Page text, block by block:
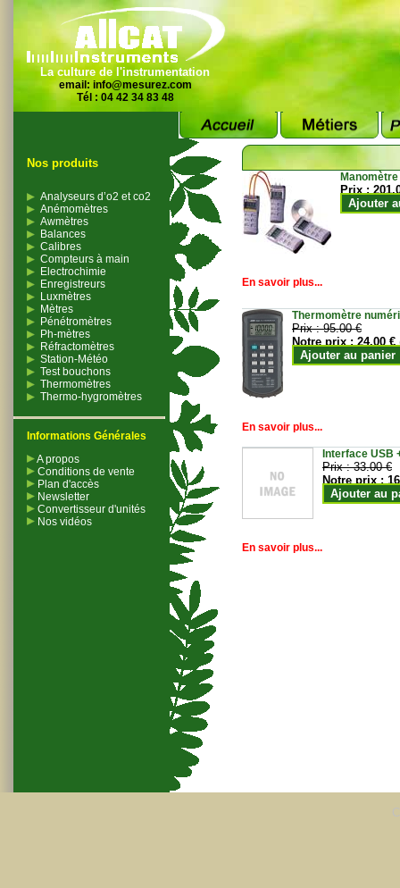
La culture de l'instrumentation
email: info@mesurez.com
Tél : 04 42 34 83 48
Nos produits
Analyseurs d’o2 et co2
Anémomètres
Awmètres
Balances
Calibres
Compteurs à main
Electrochimie
Enregistreurs
Luxmètres
Mètres
Pénétromètres
Ph-mètres
Réfractomètres
Station-Météo
Test bouchons
Thermomètres
Thermo-hygromètres
Informations Générales
A propos
Conditions de vente
Plan d'accès
Newsletter
Convertisseur d'unités
Nos vidéos
Prix :
Ajouter
En savoir plus...
Thermomètre
Prix :95.00 €
Notre prix :24.00 €
Ajouter au panier
En savoir plus...
Interface USB
Prix :33.00 €
Notre prix :
Ajouter au
En savoir plus...